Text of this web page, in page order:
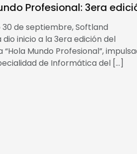
Profesional: 3era
30 de septiembre, Softland
inicio a la 3era edición del
Mundo Profesional”,
de Informática del […]